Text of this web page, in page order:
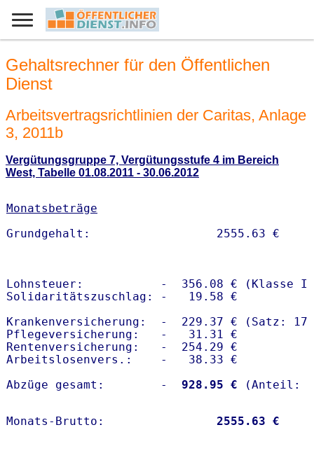
Gehaltsrechner für den Öffentlichen
Dienst
Arbeitsvertragsrichtlinien der Caritas, Anlage
3, 2011b
Vergütungsgruppe 7, Vergütungsstufe 4 im Bereich
West, Tabelle 01.08.2011 - 30.06.2012
Monatsbeträge
Lohnsteuer:           -  356.08 € (Klasse I)
Solidaritätszuschlag: -   19.58 €
Krankenversicherung:  -  229.37 € (Satz:
Pflegeversicherung:   -   31.31 €
Rentenversicherung:   -  254.29 €
Arbeitslosenvers.:    -   38.33 €
Abzüge gesamt:        -
  928.95 €
Monats-Brutto: 2555.63 €